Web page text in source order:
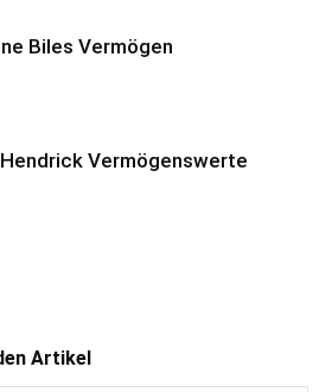
Biles Vermögen
Vermögenswerte
Artikel